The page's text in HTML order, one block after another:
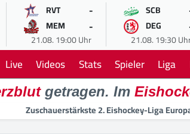
RVT -
MEM -
21.08. 19:00 Uhr
SCB
DEG
21.08. 19:30
Live Videos Stats Spieler Liga
getragen. Im
Zuschauerstärkste 2. Eishockey-Liga